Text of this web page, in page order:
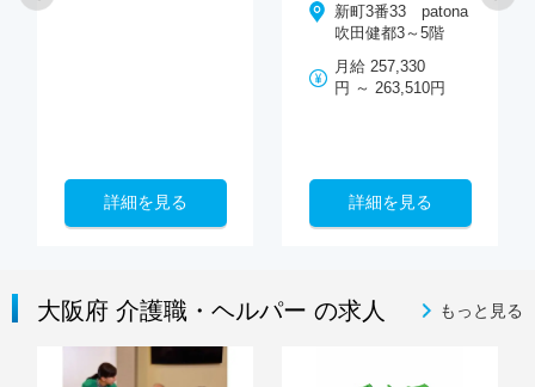
詳細を見る
新町3番33 patona
吹田健都3～5階
月給 257,330
円 ～ 263,510円
詳細を見る
大阪府 介護職・ヘルパー の求人 もっと見る